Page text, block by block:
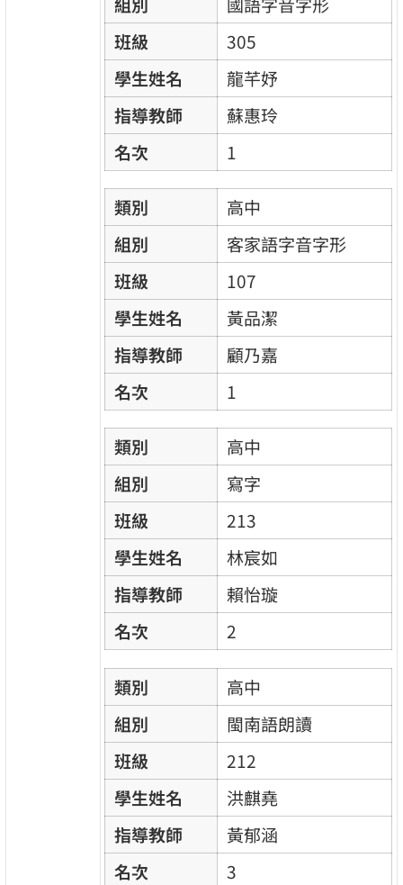
班級
305
學生姓名
龍芊妤
指導教師
蘇惠玲
名次
1
類別
高中
組別
客家語字音字形
班級
107
學生姓名
黃品潔
指導教師
顧乃嘉
名次
1
類別
高中
組別
寫字
班級
213
學生姓名
林宸如
指導教師
賴怡璇
名次
2
類別
高中
組別
閩南語朗讀
班級
212
學生姓名
洪麒堯
指導教師
黃郁涵
名次
3